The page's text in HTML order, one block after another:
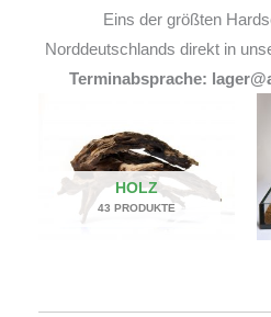
Eins der größten
Norddeutschlands direkt in
Terminabsprache:
HOLZ
43 PRODUKTE